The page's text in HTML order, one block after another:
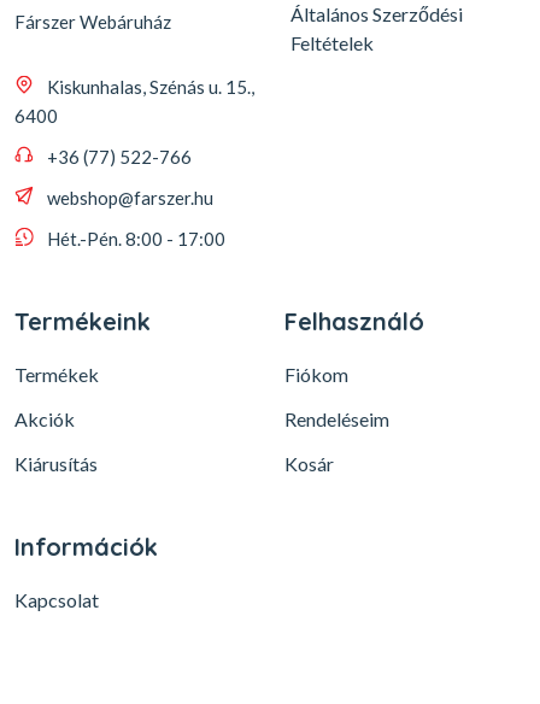
Fárszer Webáruház
Kiskunhalas, Szénás u. 15.,
6400
+36 (77) 522-766
webshop@farszer.hu
Hét.-Pén. 8:00 - 17:00
Általános Szerződési
Feltételek
Termékeink
Termékek
Akciók
Kiárusítás
Felhasználó
Fiókom
Rendeléseim
Kosár
Információk
Kapcsolat